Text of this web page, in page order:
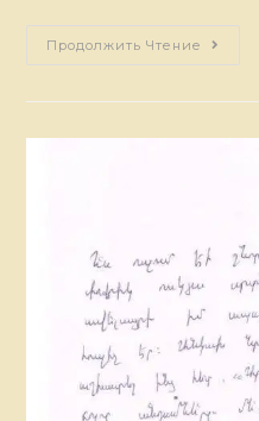
Продолжить Чтение